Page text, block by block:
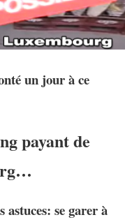
un jour à ce
payantde
astuces: se garer à